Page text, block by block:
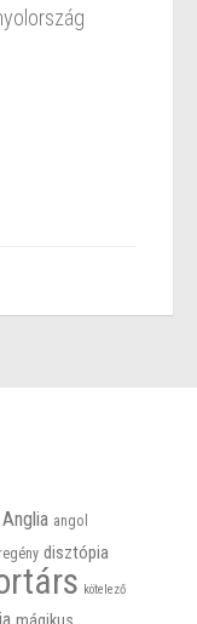
Anglia angol
disztópia
kötelező
mágikus